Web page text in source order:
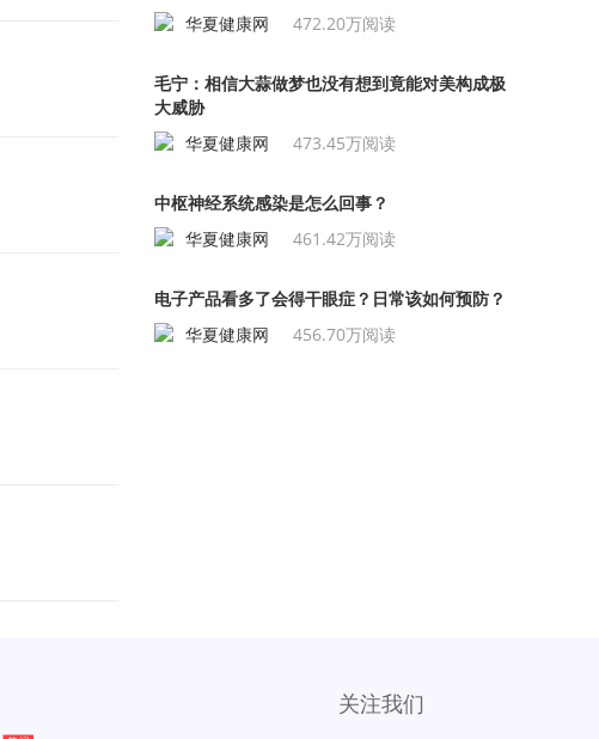
华夏健康网
472.20万阅读
毛宁：相信大蒜做梦也没有想到竟能对美构成极
大威胁
华夏健康网
473.45万阅读
中枢神经系统感染是怎么回事？
华夏健康网
461.42万阅读
电子产品看多了会得干眼症？日常该如何预防？
华夏健康网
456.70万阅读
关注我们